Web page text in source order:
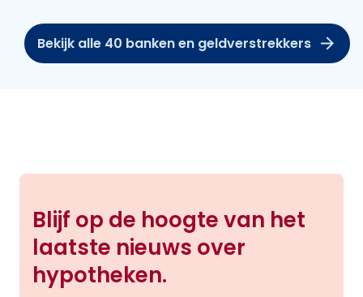
Bekijk alle 40 banken en geldverstrekkers
Blijf op de hoogte van het
laatste nieuws over
hypotheken.